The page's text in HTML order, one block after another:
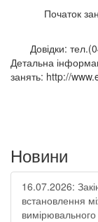
Початок
Довідки:
Детальна
занять: http://
Новини
16.07.2026:
встановлення